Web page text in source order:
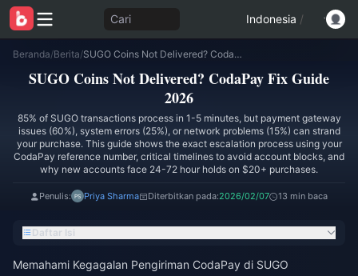
Cari Indonesia /
Beranda/Berita/ SUGO Coins Not Delivered? CodaPay Fix Guide 2026
SUGO Coins Not Delivered? CodaPay Fix Guide
2026
85% of SUGO transactions process in 1-5 minutes, but payment gateway
issues (60%), system errors (25%), or network problems (15%) can strand
your purchase. This guide shows the exact escalation process using your
CodaPay reference number, critical timelines to avoid account blocks, and
why new accounts face 24-72 hour holds on $20+ purchases.
Penulis: Priya Sharma Diterbitkan pada:2026/02/07 13 min baca
Daftar Isi
Memahami Kegagalan Pengiriman CodaPay di SUGO